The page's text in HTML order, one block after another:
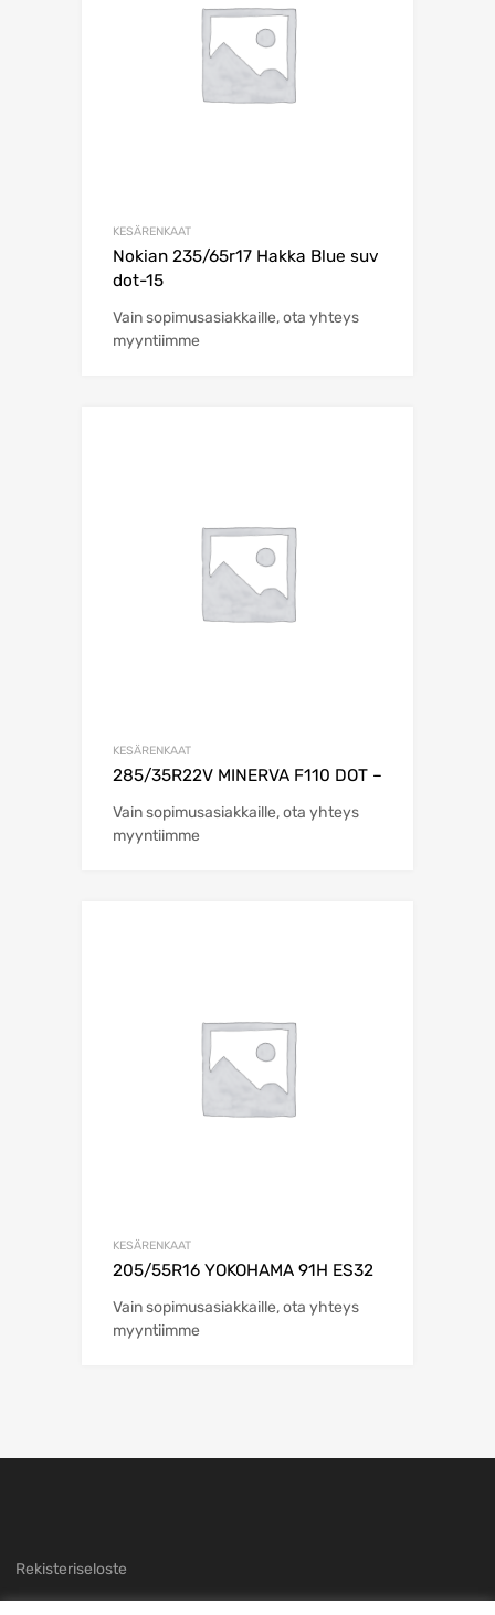
KESÄRENKAAT
Nokian 235/65r17 Hakka Blue suv
dot-15
Vain sopimusasiakkaille, ota yhteys
myyntiimme
KESÄRENKAAT
285/35R22V MINERVA F110 DOT –
Vain sopimusasiakkaille, ota yhteys
myyntiimme
KESÄRENKAAT
205/55R16 YOKOHAMA 91H ES32
Vain sopimusasiakkaille, ota yhteys
myyntiimme
Rekisteriseloste